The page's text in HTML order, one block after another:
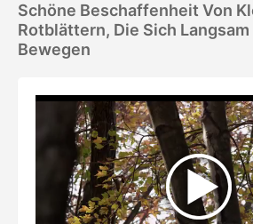
Schöne Beschaffenheit Von
Rotblättern, Die Sich Langsam
Bewegen